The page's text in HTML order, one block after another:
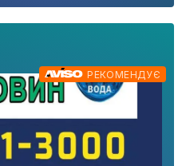
РЕКОМЕНДУЄ